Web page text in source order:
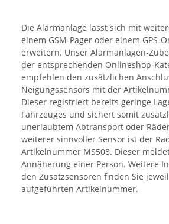
Die Alarmanlage lässt sich mit
einem GSM-Pager oder einem GPS-
erweitern. Unser Alarmanlagen-
der entsprechenden Onlineshop-
empfehlen den zusätzlichen
Neigungssensors mit der
Dieser registriert bereits geringe
Fahrzeuges und sichert somit
unerlaubtem Abtransport oder
weiterer sinnvoller Sensor ist der
Artikelnummer MS508. Dieser
Annäherung einer Person. Weitere
den Zusatzsensoren finden Sie
aufgeführten Artikelnummer.